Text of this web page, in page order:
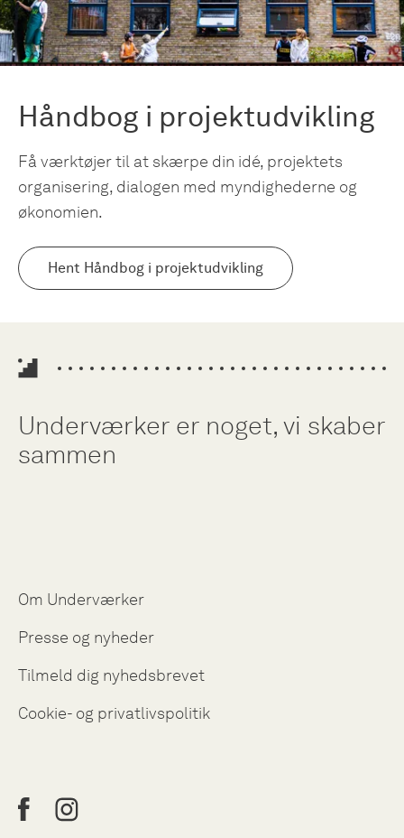
Håndbog i projektudvikling
Få værktøjer til at skærpe din idé, projektets
organisering, dialogen med myndighederne og
økonomien.
Hent Håndbog i projektudvikling
Underværker er noget, vi skaber
sammen
Om Underværker
Presse og nyheder
Tilmeld dig nyhedsbrevet
Cookie- og privatlivspolitik